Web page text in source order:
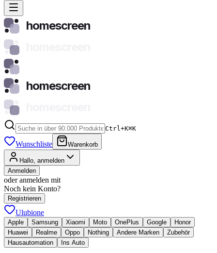
homescreen
homescreen
Ctrl+K⌘K
Wunschliste Warenkorb
Hallo, anmelden
Anmelden
oder anmelden mit
Noch kein Konto?
Registrieren
Ulubione
Apple Samsung Xiaomi Moto OnePlus Google
Honor
Huawei
Realme Oppo Nothing Andere Marken
Zubehör
Hausautomation
Ins Auto